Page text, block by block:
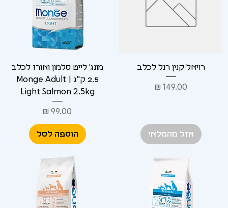
רויאל קנין רנל לכלב
מחיר
אזל מהמלאי
מונג' לייט סלמון ואורז לכלב
2.5 ק"ג | Monge Adult
Light Salmon 2.5kg
מחיר
הוספה לסל